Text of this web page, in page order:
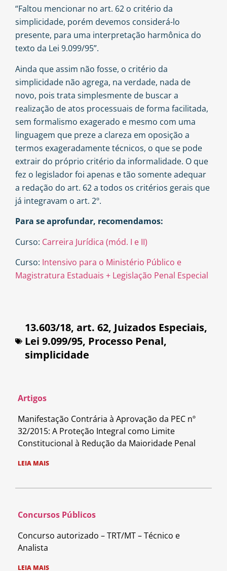
“Faltou mencionar no art. 62 o critério da
simplicidade, porém devemos considerá-lo
presente, para uma interpretação harmônica do
texto da Lei 9.099/95”.
Ainda que assim não fosse, o critério da
simplicidade não agrega, na verdade, nada de
novo, pois trata simplesmente de buscar a
realização de atos processuais de forma facilitada,
sem formalismo exagerado e mesmo com uma
linguagem que preze a clareza em oposição a
termos exageradamente técnicos, o que se pode
extrair do próprio critério da informalidade. O que
fez o legislador foi apenas e tão somente adequar
a redação do art. 62 a todos os critérios gerais que
já integravam o art. 2º.
Para se aprofundar, recomendamos:
Curso: Carreira Jurídica (mód. I e II)
Curso: Intensivo para o Ministério Público e
Magistratura Estaduais + Legislação Penal Especial
13.603/18, art. 62, Juizados Especiais,
Lei 9.099/95, Processo Penal,
simplicidade
Artigos
Manifestação Contrária à Aprovação da PEC nº
32/2015: A Proteção Integral como Limite
Constitucional à Redução da Maioridade Penal
LEIA MAIS
Concursos Públicos
Concurso autorizado – TRT/MT – Técnico e
Analista
LEIA MAIS